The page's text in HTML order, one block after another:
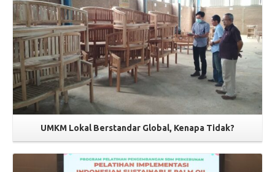
UMKM Lokal Berstandar Global, Kenapa Tidak?
Read More